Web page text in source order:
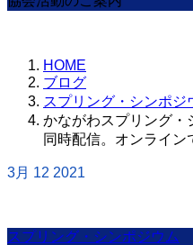
HOME
ブログ
スプリング・シンポジ
かながわスプリング・
同時配信。オンライン
3月 12 2021
スプリング・シンポジウム